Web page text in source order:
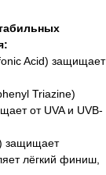
Acid) защищает
Triazine)
от UVA и UVB-
защищает
лёгкий финиш,